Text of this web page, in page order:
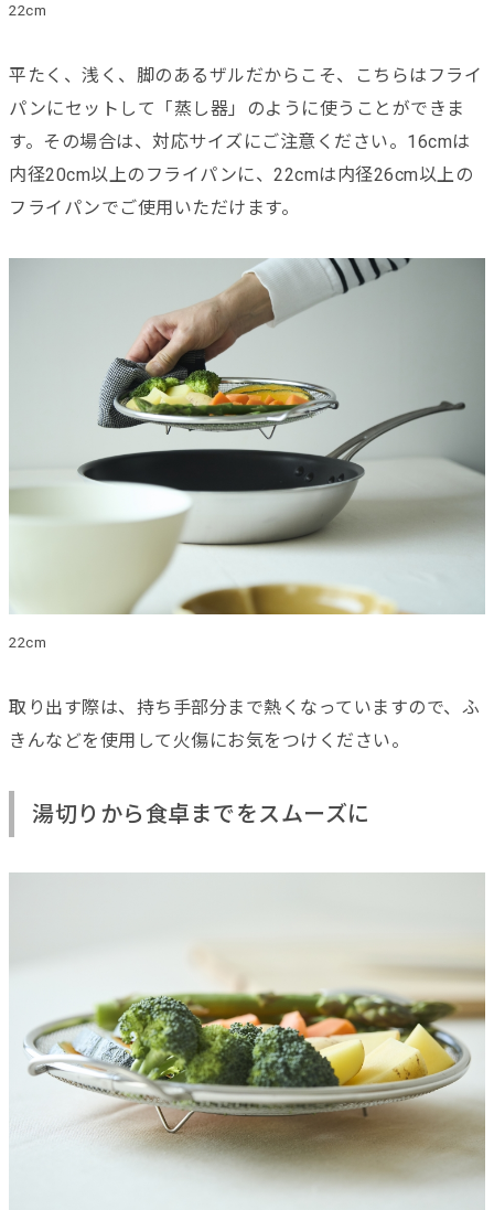
22cm
平たく、浅く、脚のあるザルだからこそ、こちらはフライ
パンにセットして「蒸し器」のように使うことができま
す。その場合は、対応サイズにご注意ください。16cmは
内径20cm以上のフライパンに、22cmは内径26cm以上の
フライパンでご使用いただけます。
22cm
取り出す際は、持ち手部分まで熱くなっていますので、ふ
きんなどを使用して火傷にお気をつけください。
湯切りから食卓までをスムーズに